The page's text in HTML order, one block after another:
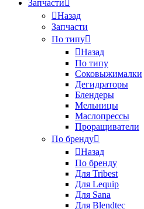
Запчасти
Назад
Запчасти
По типу
Назад
По типу
Соковыжималки
Дегидраторы
Блендеры
Мельницы
Маслопрессы
Проращиватели
По бренду
Назад
По бренду
Для Tribest
Для Lequip
Для Sana
Для Blendtec